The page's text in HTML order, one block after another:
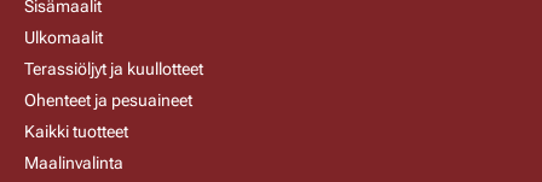
Sisämaalit
Ulkomaalit
Terassiöljyt ja kuullotteet
Ohenteet ja pesuaineet
Kaikki tuotteet
Maalinvalinta